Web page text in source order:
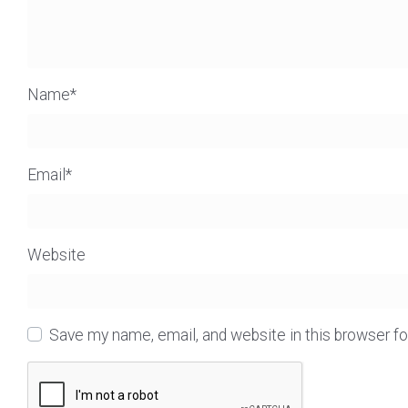
Name*
Email *
Website
Save my name, email, and website in this browser